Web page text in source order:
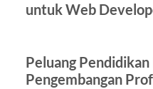
untuk Web
Peluang
Pengembangan